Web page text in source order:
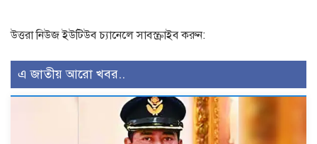
উত্তরা নিউজ ইউটিউব চ্যানেলে সাবস্ক্রাইব করুন:
এ জাতীয় আরো খবর..